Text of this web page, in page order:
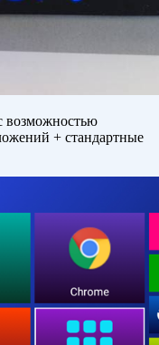
возможностью
+ стандартные